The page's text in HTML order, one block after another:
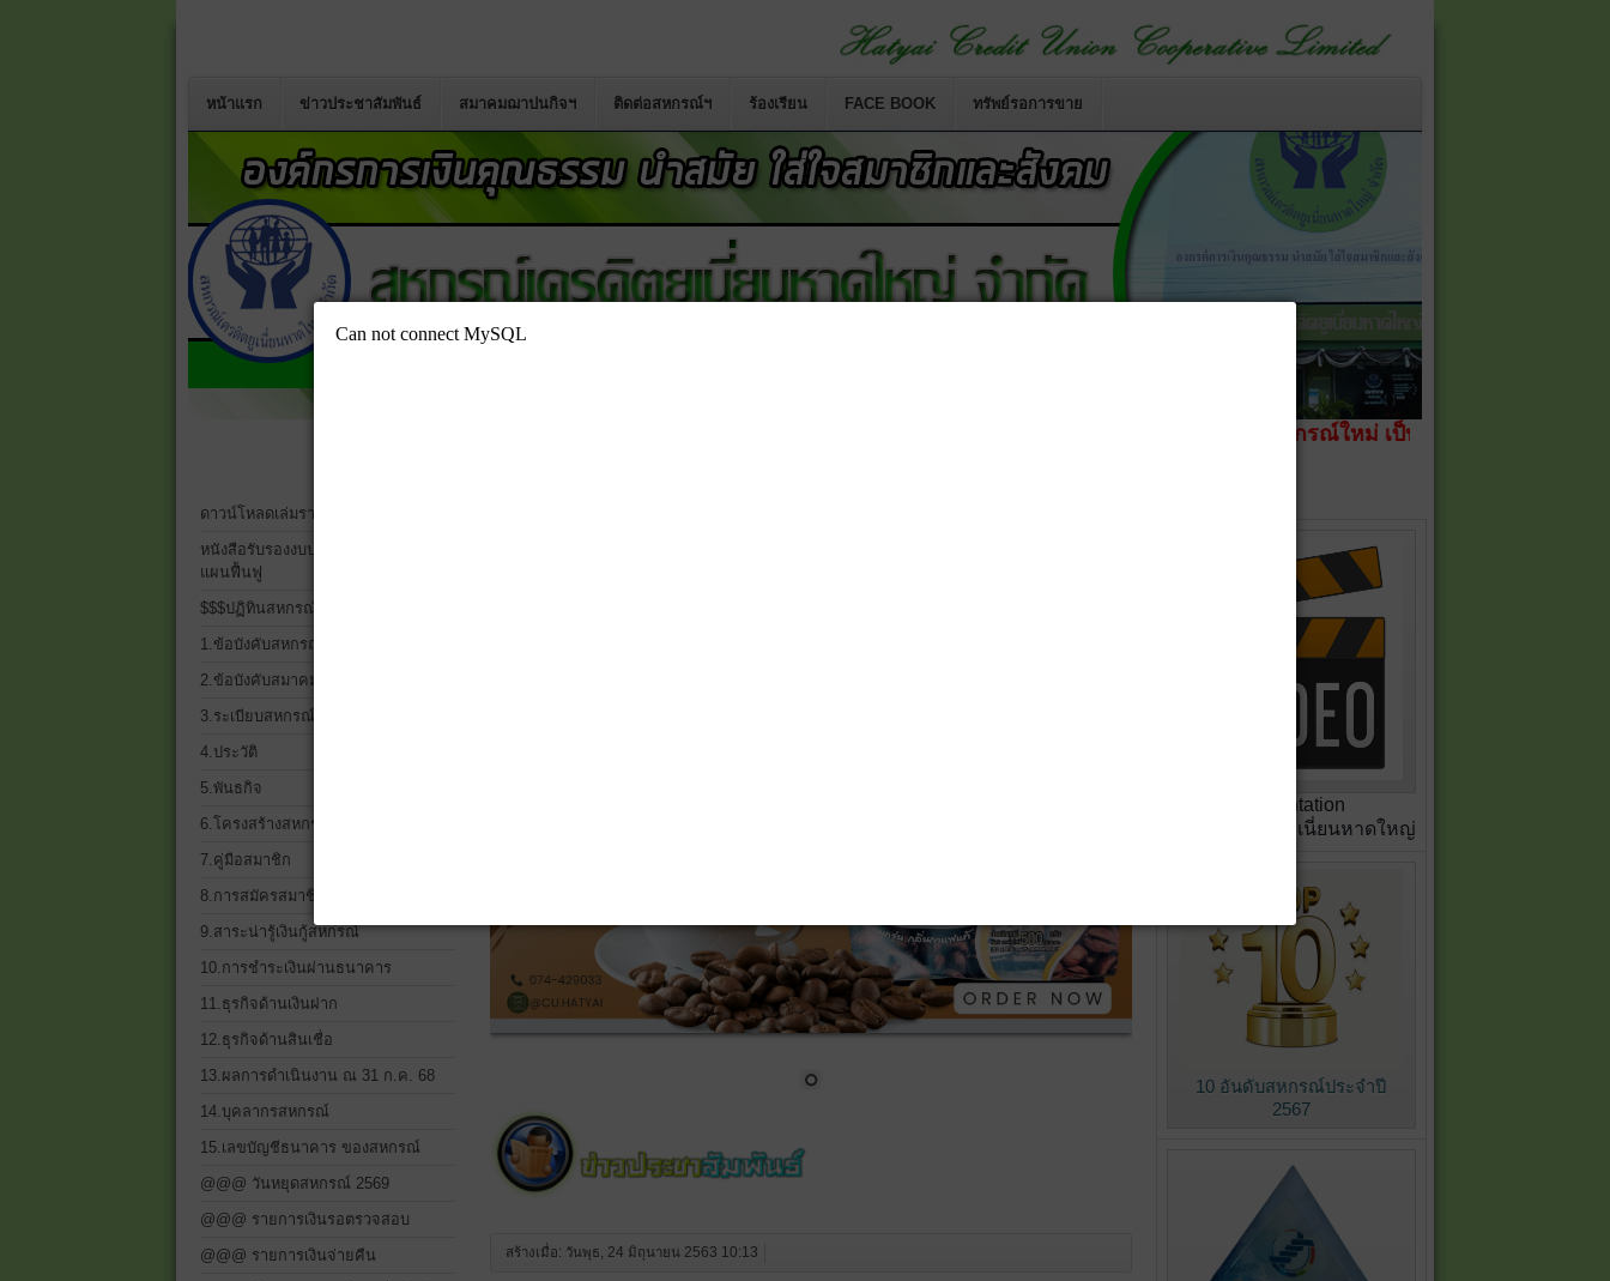
หน้าแรก ข่าวประชาสัมพันธ์ สมาคมฌาปนกิจฯ ติดต่อสหกรณ์ฯ ร้องเรียน FACE BOOK ทรัพย์รอการขาย
เปลี่ยนชื่อสหกรณ์ใหม่ เป็นสหกรณ์เครดิตยูเนี่ยนหาดให
ดาวน์โหลดเล่มรายงานประจำปี 2568
หนังสือรับรองงบประจำปี 2568 และ
แผนฟื้นฟู
$$$ปฏิทินสหกรณ์$$$
1.ข้อบังคับสหกรณ์
2.ข้อบังคับสมาคมฌาปนกิจฯ
3.ระเบียบสหกรณ์ ทั้งหมด
4.ประวัติ
5.พันธกิจ
6.โครงสร้างสหกรณ์เครดิตยูเนี่ยน
7.คู่มือสมาชิก
8.การสมัครสมาชิก
9.สาระน่ารู้เงินกู้สหกรณ์
10.การชำระเงินผ่านธนาคาร
11.ธุรกิจด้านเงินฝาก
12.ธุรกิจด้านสินเชื่อ
13.ผลการดำเนินงาน ณ 31 ก.ค. 68
14.บุคลากรสหกรณ์
15.เลขบัญชีธนาคาร ของสหกรณ์
@@@ วันหยุดสหกรณ์ 2569
@@@ รายการเงินรอตรวจสอบ
@@@ รายการเงินจ่ายคืน
สร้างเมื่อ: วันพุธ, 24 มิถุนายน 2563 10:13
Presentation
สหกรณ์เครดิตยูเนี่ยนหาดใหญ่
10 อันดับสหกรณ์ประจำปี
2567